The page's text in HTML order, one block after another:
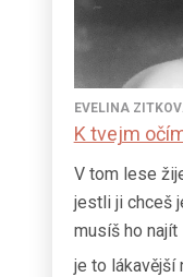
EVELINA
K tvejm
V tom lese
jestli ji chceš
musíš ho najít
je to lákavější